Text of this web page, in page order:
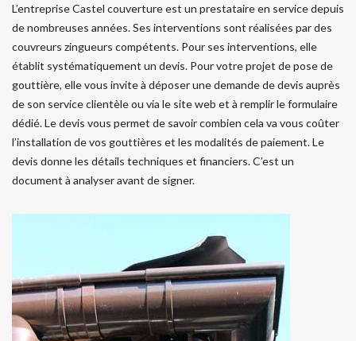
L’entreprise Castel couverture est un prestataire en service depuis
de nombreuses années. Ses interventions sont réalisées par des
couvreurs zingueurs compétents. Pour ses interventions, elle
établit systématiquement un devis. Pour votre projet de pose de
gouttière, elle vous invite à déposer une demande de devis auprès
de son service clientèle ou via le site web et à remplir le formulaire
dédié. Le devis vous permet de savoir combien cela va vous coûter
l’installation de vos gouttières et les modalités de paiement. Le
devis donne les détails techniques et financiers. C’est un
document à analyser avant de signer.